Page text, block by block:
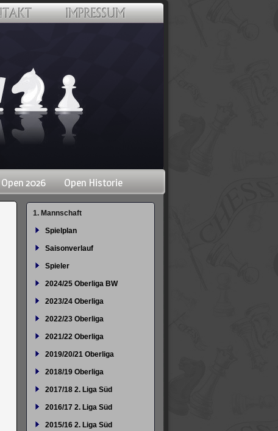
Open 2026 Open Historie
Navigation
1. Mannschaft
Spielplan
Saisonverlauf
Spieler
2024/25 Oberliga BW
2023/24 Oberliga
2022/23 Oberliga
2021/22 Oberliga
2019/20/21 Oberliga
2018/19 Oberliga
2017/18 2. Liga Süd
2016/17 2. Liga Süd
2015/16 2. Liga Süd